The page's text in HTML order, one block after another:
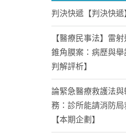
判決快遞【判決快遞
【醫療民事法】雷
錐角膜案：病歷與
判解評析】
論緊急醫療救護法
務：診所能請消防局
【本期企劃】